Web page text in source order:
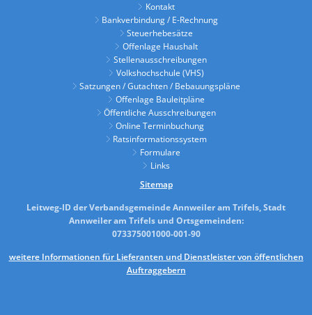
Kontakt
Bankverbindung / E-Rechnung
Steuerhebesätze
Offenlage Haushalt
Stellenausschreibungen
Volkshochschule (VHS)
Satzungen / Gutachten / Bebauungspläne
Offenlage Bauleitpläne
Öffentliche Ausschreibungen
Online Terminbuchung
Ratsinformationssystem
Formulare
Links
Sitemap
Leitweg-ID der Verbandsgemeinde Annweiler am Trifels, Stadt
Annweiler am Trifels und Ortsgemeinden:
073375001000-001-90
weitere Informationen für Lieferanten und Dienstleister von öffentlichen
Auftraggebern